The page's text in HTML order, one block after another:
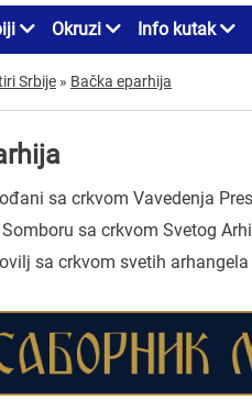
Okruzi Info kutak
Srbije » Bačka eparhija
sa crkvom Vavedenja
sa crkvom Svetog
sa crkvom svetih